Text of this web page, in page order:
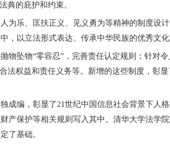
典的庇护和约束。
为乐、匡扶正义、见义勇为等精神的制度设
，以立法形式表达、传承中华民族的优秀文化
物坠物“零容忍”，完善责任认定规则；针对
法权益和责任义务等。新增的这些制度，彰
成编，彰显了21世纪中国信息社会背景下人
产保护等相关规则写入其中。清华大学法学
了基础。